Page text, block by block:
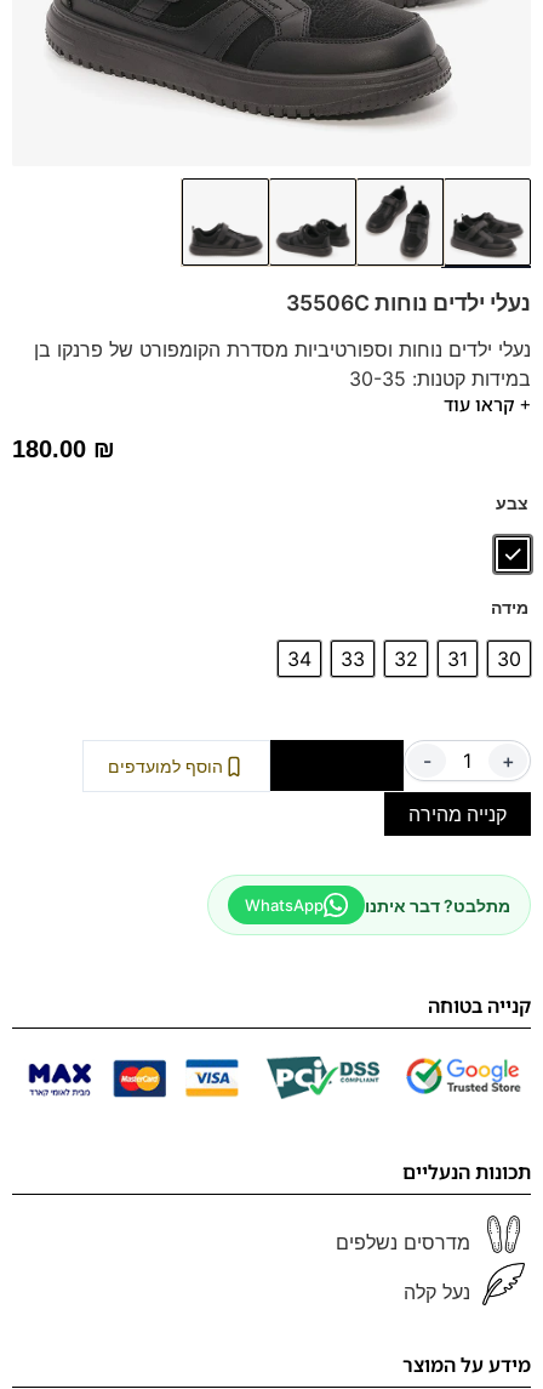
נעלי ילדים נוחות 35506C
נעלי ילדים נוחות וספורטיביות מסדרת הקומפורט של פרנקו בן
במידות קטנות: 30-35
הנעליים משולבות בסגירת סקוצ' לסגירה נוחה וקלה.
+ קראו עוד
180.00 ₪
צבע
מידה
30
31
32
33
34
- + הוסף למועדפים
קנייה מהירה
מתלבט? דבר איתנו WhatsApp
קנייה בטוחה
תכונות הנעליים
מדרסים נשלפים
נעל קלה
מידע על המוצר